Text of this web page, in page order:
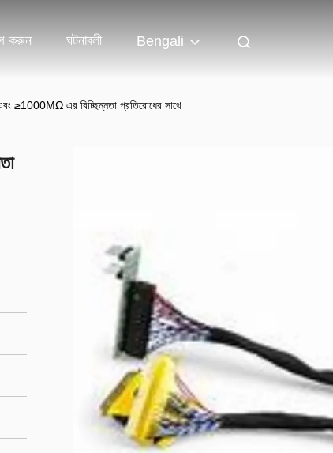
করুন ঘটনাবলী Bengali
≥1000MΩ এর বিচ্ছিন্নতা প্রতিরোধের সাথে